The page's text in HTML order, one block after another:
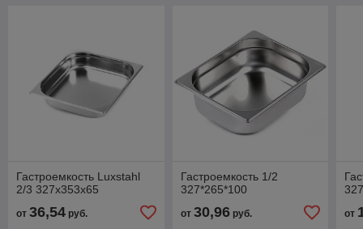
Гастроемкость Luxstahl
2/3 327х353х65
от 36,54 руб.
Гастроемкость 1/2
327*265*100
от 30,96руб. от